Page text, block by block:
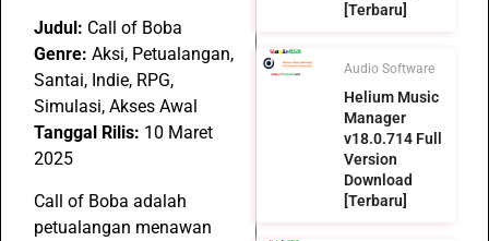
Judul: Call of Boba
Genre: Aksi, Petualangan,
Santai, Indie, RPG,
Simulasi, Akses Awal
Tanggal Rilis: 10 Maret
2025
Call of Boba adalah
petualangan menawan
[Terbaru]
Audio Software
Helium Music
Manager
v18.0.714 Full
Version
Download
[Terbaru]